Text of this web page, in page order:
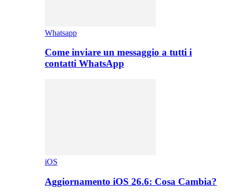
Whatsapp
Come inviare un messaggio a tutti i
contatti WhatsApp
iOS
Aggiornamento iOS 26.6: Cosa Cambia?